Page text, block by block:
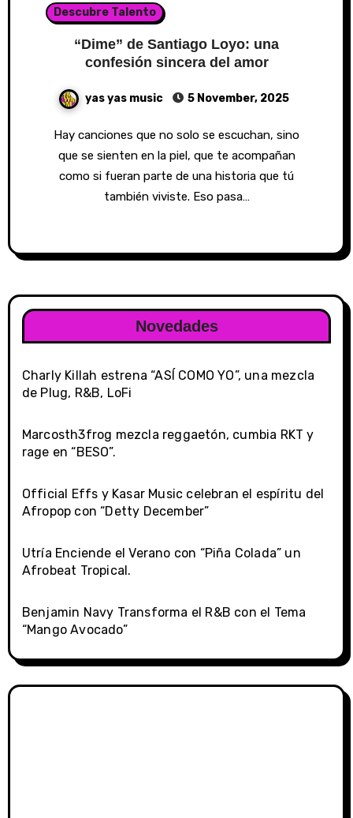
Descubre Talento
“Dime” de Santiago Loyo: una
confesión sincera del amor
yas yas music 5 November, 2025
Hay canciones que no solo se escuchan, sino
que se sienten en la piel, que te acompañan
como si fueran parte de una historia que tú
también viviste. Eso pasa…
Novedades
Charly Killah estrena “ASÍ COMO YO”, una mezcla
de Plug, R&B, LoFi
Marcosth3frog mezcla reggaetón, cumbia RKT y
rage en “BESO”.
Official Effs y Kasar Music celebran el espíritu del
Afropop con “Detty December”
Utría Enciende el Verano con “Piña Colada” un
Afrobeat Tropical.
Benjamin Navy Transforma el R&B con el Tema
“Mango Avocado”